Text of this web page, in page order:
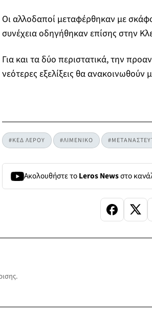
Οι αλλοδαποί μεταφέρθηκαν με
συνέχεια οδηγήθηκαν επίσης στην
Για και τα δύο περιστατικά, την
νεότερες εξελίξεις θα ανακοινωθούν
#ΚΕΔ ΛΕΡΟΥ #ΛΙΜΕΝΙΚΟ
Ακολουθήστε τοLeros Newsστο